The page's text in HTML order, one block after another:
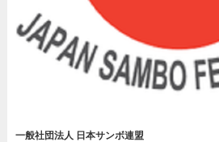
一般社団法人 日本サンボ連盟